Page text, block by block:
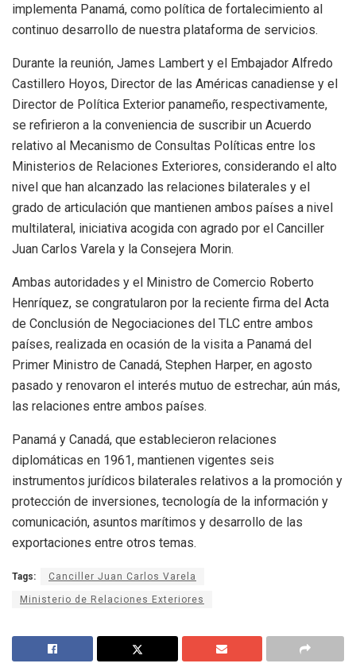
implementa Panamá, como política de fortalecimiento al
continuo desarrollo de nuestra plataforma de servicios.
Durante la reunión, James Lambert y el Embajador Alfredo
Castillero Hoyos, Director de las Américas canadiense y el
Director de Política Exterior panameño, respectivamente,
se refirieron a la conveniencia de suscribir un Acuerdo
relativo al Mecanismo de Consultas Políticas entre los
Ministerios de Relaciones Exteriores, considerando el alto
nivel que han alcanzado las relaciones bilaterales y el
grado de articulación que mantienen ambos países a nivel
multilateral, iniciativa acogida con agrado por el Canciller
Juan Carlos Varela y la Consejera Morin.
Ambas autoridades y el Ministro de Comercio Roberto
Henríquez, se congratularon por la reciente firma del Acta
de Conclusión de Negociaciones del TLC entre ambos
países, realizada en ocasión de la visita a Panamá del
Primer Ministro de Canadá, Stephen Harper, en agosto
pasado y renovaron el interés mutuo de estrechar, aún más,
las relaciones entre ambos países.
Panamá y Canadá, que establecieron relaciones
diplomáticas en 1961, mantienen vigentes seis
instrumentos jurídicos bilaterales relativos a la promoción y
protección de inversiones, tecnología de la información y
comunicación, asuntos marítimos y desarrollo de las
exportaciones entre otros temas.
Tags: Canciller Juan Carlos Varela
Ministerio de Relaciones Exteriores